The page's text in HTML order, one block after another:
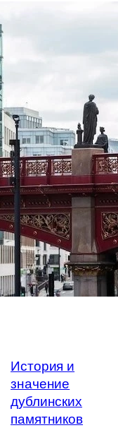
История и
значение
дублинских
памятников